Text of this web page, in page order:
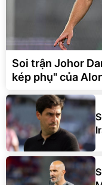
Soi trận Johor
kép phụ" của